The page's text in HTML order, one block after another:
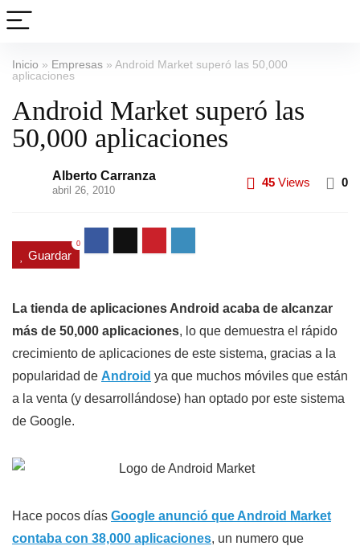
Inicio » Empresas » Android Market superó las 50,000
aplicaciones
Android Market superó las
50,000 aplicaciones
Alberto Carranza
abril 26, 2010
45 Views 0
Guardar
0
La tienda de aplicaciones Android acaba de alcanzar
más de 50,000 aplicaciones, lo que demuestra el rápido
crecimiento de aplicaciones de este sistema, gracias a la
popularidad de Android ya que muchos móviles que están
a la venta (y desarrollándose) han optado por este sistema
de Google.
Hace pocos días Google anunció que Android Market
contaba con 38,000 aplicaciones, un numero que